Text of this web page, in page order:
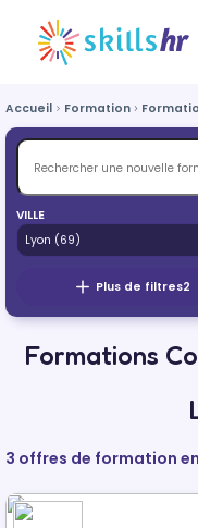
Accueil Formation
VILLE
Plus de filtres2
Formations
3 offres de formation